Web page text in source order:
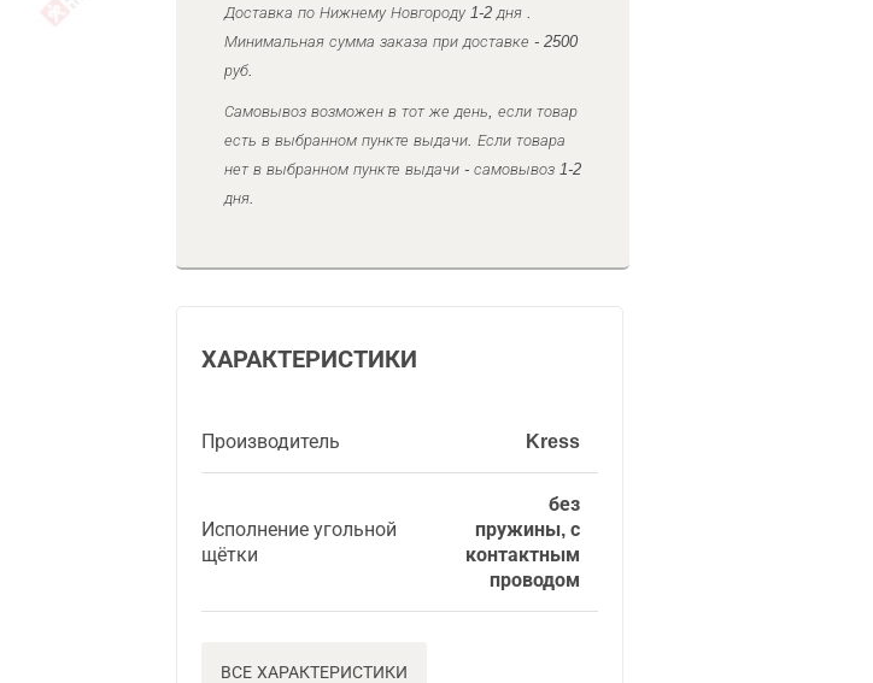
Доставка по Нижнему Новгороду 1-2 дня .
Минимальная сумма заказа при доставке - 2500
руб.
Самовывоз возможен в тот же день, если товар
есть в выбранном пункте выдачи. Если товара
нет в выбранном пункте выдачи - самовывоз 1-2
дня.
ХАРАКТЕРИСТИКИ
Производитель Kress
Исполнение угольной
щётки
без
пружины, с
контактным
проводом
ВСЕ ХАРАКТЕРИСТИКИ